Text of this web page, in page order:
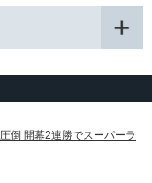
倒 開幕2連勝でスーパーラ